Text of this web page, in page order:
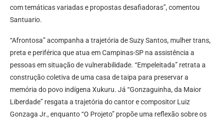
com temáticas variadas e propostas desafiadoras”, comentou
Santuario.
“Afrontosa” acompanha a trajetória de Suzy Santos, mulher trans,
preta e periférica que atua em Campinas-SP na assistência a
pessoas em situação de vulnerabilidade. “Empeleitada” retrata a
construção coletiva de uma casa de taipa para preservar a
memória do povo indígena Xukuru. Já “Gonzaguinha, da Maior
Liberdade” resgata a trajetória do cantor e compositor Luiz
Gonzaga Jr., enquanto “O Projeto” propõe uma reflexão sobre os